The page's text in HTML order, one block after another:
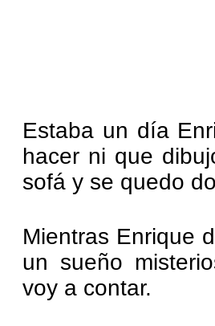
Estaba un día
hacer ni que
sofá y se quedo
Mientras Enrique
un sueño
voy a contar.